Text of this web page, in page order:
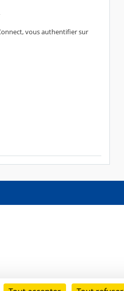
vous authentifier sur